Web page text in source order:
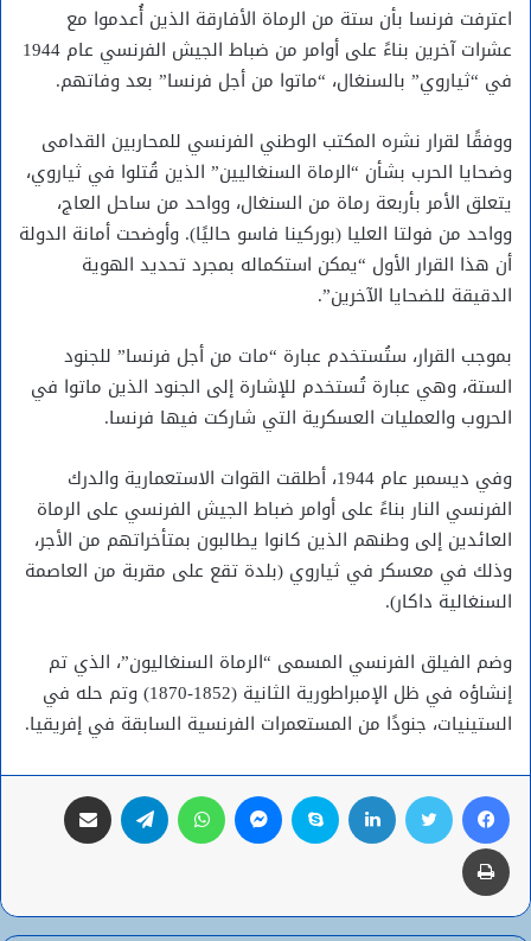
اعترفت فرنسا بأن ستة من الرماة الأفارقة الذين أُعدموا مع
عشرات آخرين بناءً على أوامر من ضباط الجيش الفرنسي عام 1944
في “ثياروي” بالسنغال، “ماتوا من أجل فرنسا” بعد وفاتهم.
ووفقًا لقرار نشره المكتب الوطني الفرنسي للمحاربين القدامى
وضحايا الحرب بشأن “الرماة السنغاليين” الذين قُتلوا في ثياروي،
يتعلق الأمر بأربعة رماة من السنغال، وواحد من ساحل العاج،
وواحد من فولتا العليا (بوركينا فاسو حاليًا). وأوضحت أمانة الدولة
أن هذا القرار الأول “يمكن استكماله بمجرد تحديد الهوية
الدقيقة للضحايا الآخرين”.
بموجب القرار، ستُستخدم عبارة “مات من أجل فرنسا” للجنود
الستة، وهي عبارة تُستخدم للإشارة إلى الجنود الذين ماتوا في
الحروب والعمليات العسكرية التي شاركت فيها فرنسا.
وفي ديسمبر عام 1944، أطلقت القوات الاستعمارية والدرك
الفرنسي النار بناءً على أوامر ضباط الجيش الفرنسي على الرماة
العائدين إلى وطنهم الذين كانوا يطالبون بمتأخراتهم من الأجر،
وذلك في معسكر في ثياروي (بلدة تقع على مقربة من العاصمة
السنغالية داكار).
وضم الفيلق الفرنسي المسمى “الرماة السنغاليون”، الذي تم
إنشاؤه في ظل الإمبراطورية الثانية (1852-1870) وتم حله في
الستينيات، جنودًا من المستعمرات الفرنسية السابقة في إفريقيا.
فيسبوك تويتر لينكدإن سكايب ماسنجر واتساب تيلقرام
طباعة